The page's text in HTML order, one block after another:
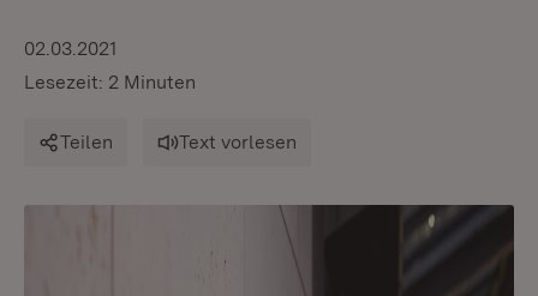
02.03.2021
Lesezeit: 2 Minuten
Teilen Text vorlesen